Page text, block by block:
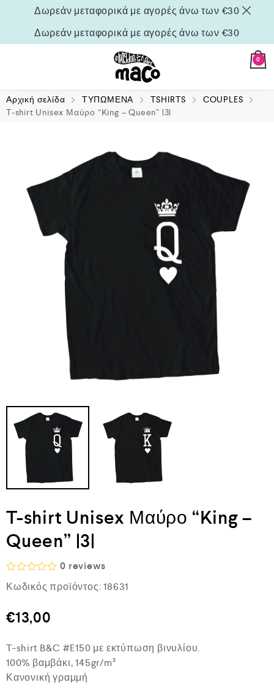
Δωρεάν μεταφορικά με αγορές άνω των €30
Δωρεάν μεταφορικά με αγορές άνω των €30
0
Αρχική σελίδα ΤΥΠΩΜΕΝΑ TSHIRTS
COUPLES
T-shirt Unisex Μαύρο “King – Queen” |3|
T-shirt Unisex Μαύρο “King –
Queen” |3|
Β
α
μ
ο
γ
ή
θ
η
0 reviews
Κωδικός προϊόντος: 18631
€13,00
T-shirt B&C #E150 με εκτύπωση βινυλίου.
100% βαμβάκι, 145gr/m²
Κανονική γραμμή